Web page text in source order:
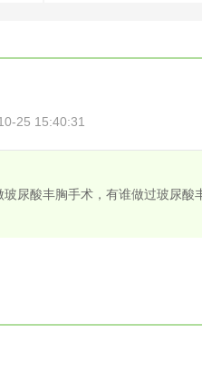
25 15:40:31
尿酸丰胸手术，有谁做过玻尿酸